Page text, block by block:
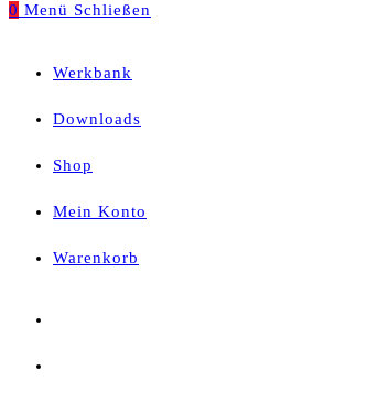
0 Menü Schließen
Werkbank
Downloads
Shop
Mein Konto
Warenkorb